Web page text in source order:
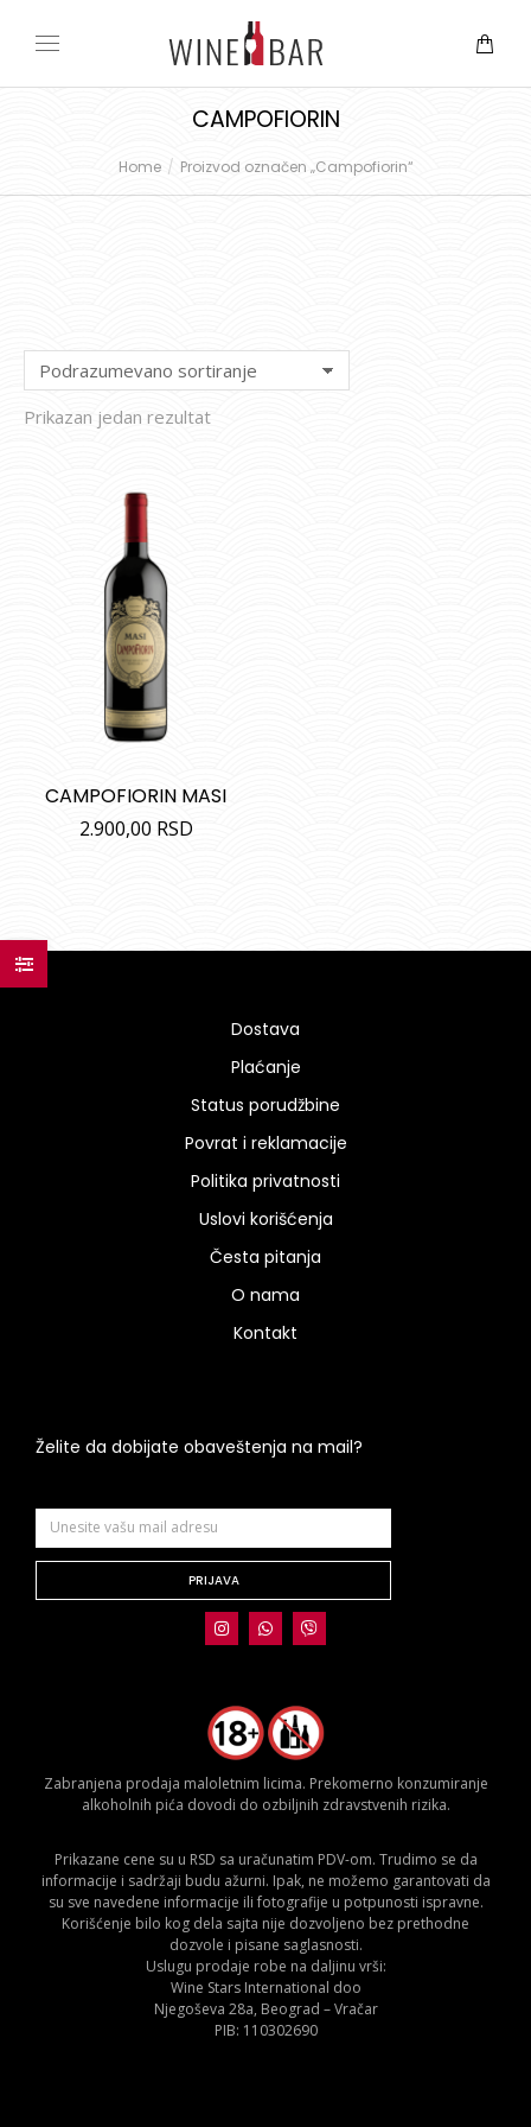
CAMPOFIORIN
You are here:
Home Proizvod označen „Campofiorin“
Prikazan jedan rezultat
CAMPOFIORIN MASI
2.900,00 RSD
Dostava
Plaćanje
Status porudžbine
Povrat i reklamacije
Politika privatnosti
Uslovi korišćenja
Česta pitanja
O nama
Kontakt
Želite da dobijate obaveštenja na mail?
PRIJAVA
Zabranjena prodaja maloletnim licima. Prekomerno konzumiranje
alkoholnih pića dovodi do ozbiljnih zdravstvenih rizika.
Prikazane cene su u RSD sa uračunatim PDV-om. Trudimo se da
informacije i sadržaji budu ažurni. Ipak, ne možemo garantovati da
su sve navedene informacije ili fotografije u potpunosti ispravne.
Korišćenje bilo kog dela sajta nije dozvoljeno bez prethodne
dozvole i pisane saglasnosti.
Uslugu prodaje robe na daljinu vrši:
Wine Stars International doo
Njegoševa 28a, Beograd – Vračar
PIB: 110302690